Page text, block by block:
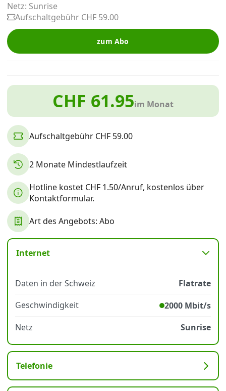
Internet, TV, Telefon
Aktionen
News
Forum
Über uns
Datenschutz
Netz: Sunrise
Aufschaltgebühr CHF 59.00
zum Abo
CHF 61.95im Monat
Aufschaltgebühr CHF 59.00
2 Monate Mindestlaufzeit
Hotline kostet CHF 1.50/Anruf, kostenlos über
Kontaktformular.
Art des Angebots: Abo
Internet
Daten in der Schweiz
Flatrate
Geschwindigkeit
2000 Mbit/s
Netz
Sunrise
Telefonie